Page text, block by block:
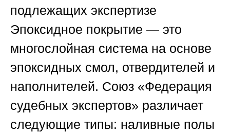
подлежащих экспертизе
Эпоксидное покрытие — это
многослойная система на основе
эпоксидных смол, отвердителей и
наполнителей. Союз «Федерация
судебных экспертов» различает
следующие типы: наливные полы